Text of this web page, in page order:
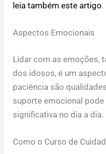
leia também este artigo.
Aspectos Emocionais
Lidar com as emoções,
dos idosos, é um
paciência são
suporte emocional
significativa no dia a dia.
Como o Curso de